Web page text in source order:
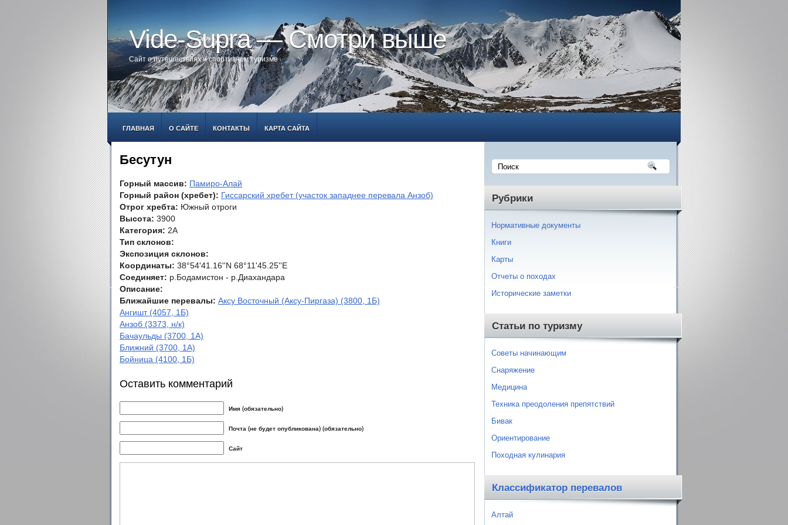
Vide-Supra — Смотри выше
Сайт о путешествиях и спортивном туризме
ГЛАВНАЯ О САЙТЕ КОНТАКТЫ КАРТА САЙТА
Бесутун
Горный массив: Памиро-Алай
Горный район (хребет): Гиссарский хребет (участок западнее перевала Анзоб)
Отрог хребта: Южный отроги
Высота: 3900
Категория: 2А
Тип склонов:
Экспозиция склонов:
Координаты: 38°54'41.16''N 68°11'45.25''E
Соединяет: р.Бодамистон - р.Диахандара
Описание:
Ближайшие перевалы: Аксу Восточный (Аксу-Пиргаза) (3800, 1Б)
Ангишт (4057, 1Б)
Анзоб (3373, н/к)
Бачаульды (3700, 1А)
Ближний (3700, 1А)
Бойница (4100, 1Б)
Оставить комментарий
Имя (обязательно)
Почта (не будет опубликована) (обязательно)
Сайт
Рубрики
Нормативные документы
Книги
Карты
Отчеты о походах
Исторические заметки
Статьи по туризму
Советы начинающим
Снаряжение
Медицина
Техника преодоления препятствий
Бивак
Ориентирование
Походная кулинария
Классификатор перевалов
Алтай